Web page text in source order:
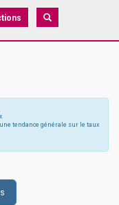
tendance générale sur le taux